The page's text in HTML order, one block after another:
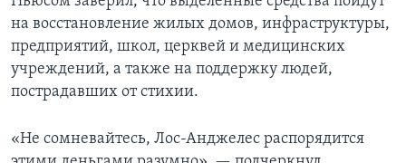
на восстановление жилых домов, инфраструктуры,
предприятий, школ, церквей и медицинских
учреждений, а также на поддержку людей,
пострадавших от стихии.
«Не сомневайтесь, Лос-Анджелес распорядится